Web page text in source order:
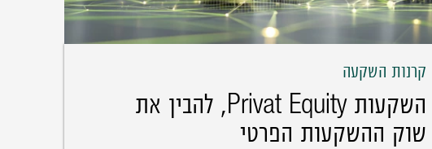
קרנות השקעה
השקעות Privat Equity, להבין את
שוק ההשקעות הפרטי